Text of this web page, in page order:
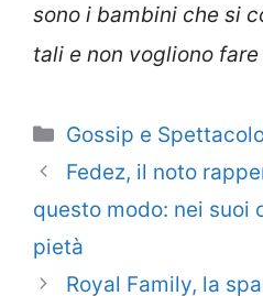
sono i bambini che si
tali e non vogliono fare
Categorie
Gossip e
Fedez, il noto
questo modo: nei suoi
pietà
Royal Family, la